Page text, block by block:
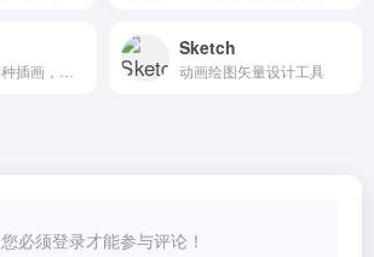
Sketch
动画绘图矢量设计工具
您必须登录才能参与评论！